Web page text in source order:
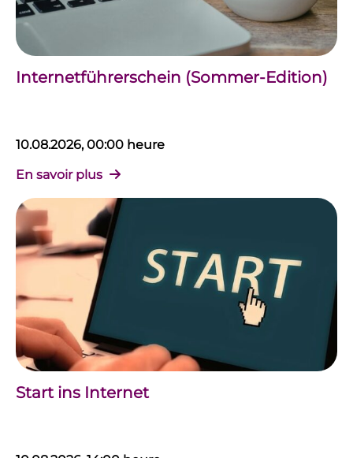
Internetführerschein (Sommer-Edition)
10.08.2026, 00:00 heure
En savoir plus
Start ins Internet